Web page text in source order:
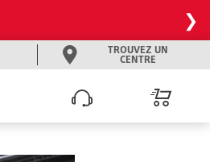
❯
TROUVEZ UN
CENTRE